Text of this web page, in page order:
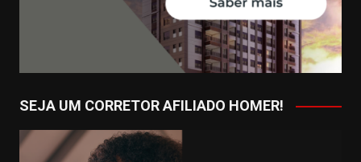
SEJA UM CORRETOR AFILIADO HOMER!